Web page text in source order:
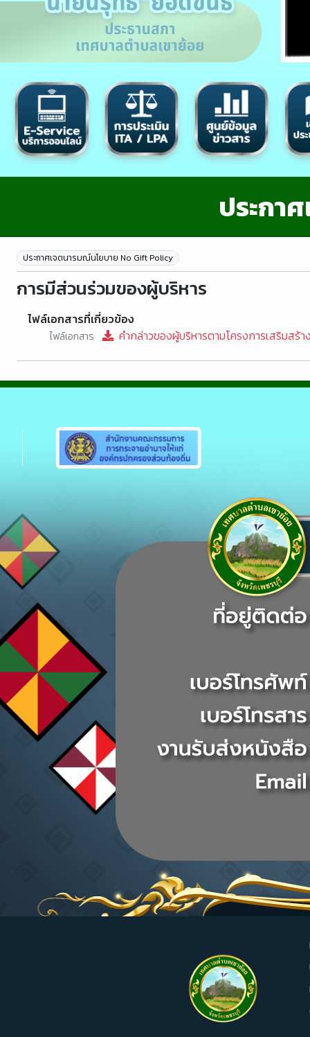
ประกา
ประกาศเจตนารมณ์นโยบาย No Gift Policy
การมีส่วนร่วมของผู้บริหาร
ไฟล์เอกสารที่เกี่ยวข้อง
ไฟล์เอกสาร คำกล่าวของผู้บริหารตามโครงการเสริมสร้
Previous